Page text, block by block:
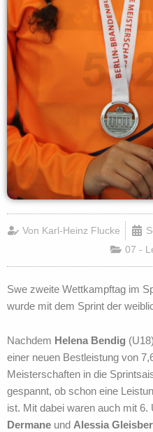
Von Karl-Heinz Flucke
07 -
Swe zweite Wettkampftag im
wurde mit dem Sprint der
Nachdem Helena Bendig
einer neuen Bestleistung von
Meisterschaften in die
gespannt, ob schon eine
ist. Mit dabei waren auch mit 6.
Dermane und Alessia